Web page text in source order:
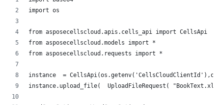
import os
from asposecellscloud.apis.cells_api import CellsApi
from asposecellscloud.models import *
from asposecellscloud.requests import *
instance  =
instance.upload_file(  UploadFileRequest(